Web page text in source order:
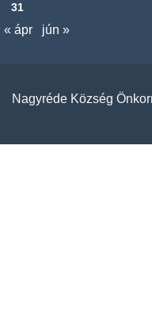
31
« ápr jún »
Nagyréde Község